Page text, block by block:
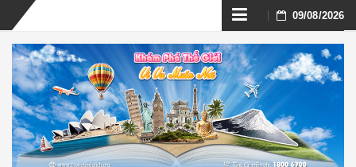
Skip
to
content
09/08/2026